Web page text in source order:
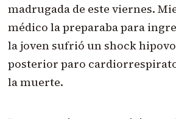
madrugada de este viernes.
médico la preparaba para
la joven sufrió un shock
posterior paro
la muerte.